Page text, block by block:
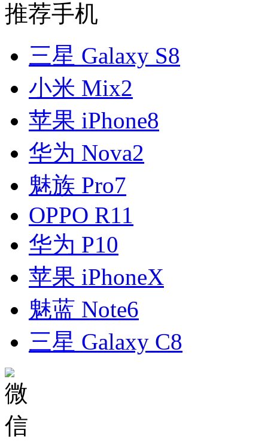
推荐手机
三星 Galaxy S8
小米 Mix2
苹果 iPhone8
华为 Nova2
魅族 Pro7
OPPO R11
华为 P10
苹果 iPhoneX
魅蓝 Note6
三星 Galaxy C8